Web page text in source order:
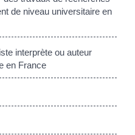
de niveau universitaire en
interprète ou auteur
en France